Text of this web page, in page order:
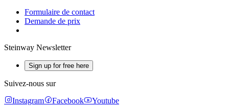
Formulaire de contact
Demande de prix
Steinway Newsletter
Sign up for free here
Suivez-nous sur
Instagram
Facebook Youtube